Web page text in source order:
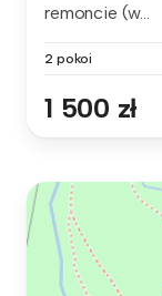
remoncie (w...
2 pokoi
1 500 zł